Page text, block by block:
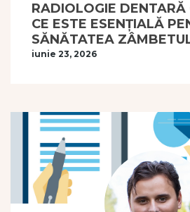
RADIOLOGIE DENTARĂ
CE ESTE ESENȚIALĂ
SĂNĂTATEA
iunie 23, 2026